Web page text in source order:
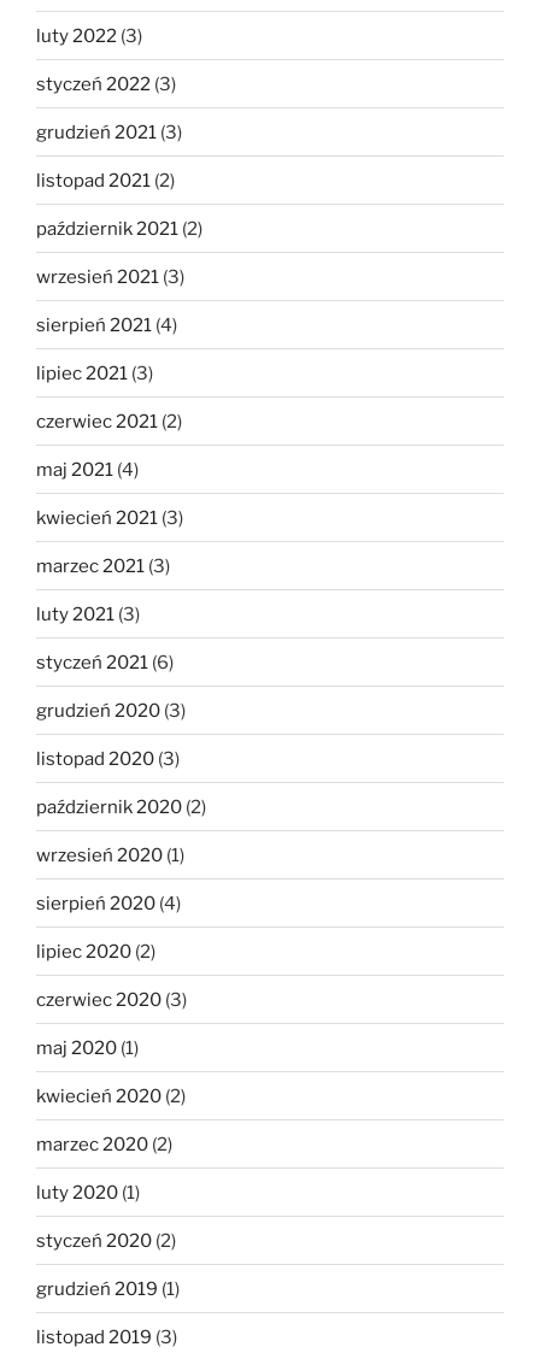
luty 2022 (3)
styczeń 2022 (3)
grudzień 2021 (3)
listopad 2021 (2)
październik 2021 (2)
wrzesień 2021 (3)
sierpień 2021 (4)
lipiec 2021 (3)
czerwiec 2021 (2)
maj 2021 (4)
kwiecień 2021 (3)
marzec 2021 (3)
luty 2021 (3)
styczeń 2021 (6)
grudzień 2020 (3)
listopad 2020 (3)
październik 2020 (2)
wrzesień 2020 (1)
sierpień 2020 (4)
lipiec 2020 (2)
czerwiec 2020 (3)
maj 2020 (1)
kwiecień 2020 (2)
marzec 2020 (2)
luty 2020 (1)
styczeń 2020 (2)
grudzień 2019 (1)
listopad 2019 (3)